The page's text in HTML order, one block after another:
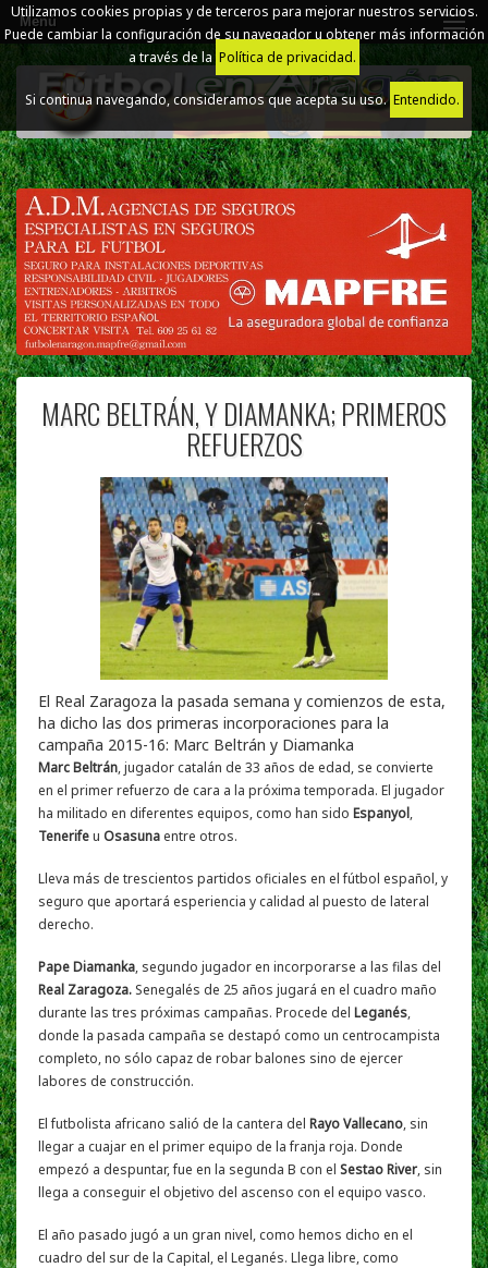
Utilizamos cookies propias y de terceros para mejorar nuestros servicios.
Puede cambiar la configuración de su navegador u obtener más información
a través de la Política de privacidad.
Si continua navegando, consideramos que acepta su uso.Entendido.
Menú
MARC BELTRÁN, Y DIAMANKA; PRIMEROS
REFUERZOS
El Real Zaragoza la pasada semana y comienzos de esta,
ha dicho las dos primeras incorporaciones para la
campaña 2015-16: Marc Beltrán y Diamanka
Marc Beltrán, jugador catalán de 33 años de edad, se convierte
en el primer refuerzo de cara a la próxima temporada. El jugador
ha militado en diferentes equipos, como han sido Espanyol,
Tenerifeu Osasunaentre otros.
Lleva más de trescientos partidos oficiales en el fútbol español, y
seguro que aportará esperiencia y calidad al puesto de lateral
derecho.
Pape Diamanka, segundo jugador en incorporarse a las filas del
Real Zaragoza. Senegalés de 25 años jugará en el cuadro maño
durante las tres próximas campañas. Procede del Leganés,
donde la pasada campaña se destapó como un centrocampista
completo, no sólo capaz de robar balones sino de ejercer
labores de construcción.
El futbolista africano salió de la cantera del Rayo Vallecano, sin
llegar a cuajar en el primer equipo de la franja roja. Donde
empezó a despuntar, fue en la segunda B con el Sestao River, sin
llega a conseguir el objetivo del ascenso con el equipo vasco.
El año pasado jugó a un gran nivel, como hemos dicho en el
cuadro del sur de la Capital, el Leganés. Llega libre, como